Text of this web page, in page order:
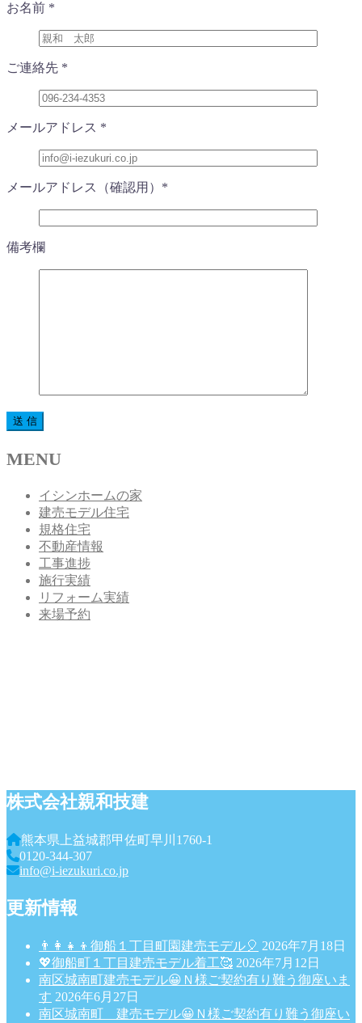
お名前 *
ご連絡先 *
メールアドレス *
メールアドレス （確認用） *
備考欄
MENU
イシンホームの家
建売モデル住宅
規格住宅
不動産情報
工事進捗
施行実績
リフォーム実績
来場予約
株式会社親和技建
熊本県上益城郡甲佐町早川1760-1
0120-344-307
info@i-iezukuri.co.jp
更新情報
👨‍👩‍👧‍👦御船１丁目町園建売モデル🎈 2026年7月18日
💖御船町１丁目建売モデル着工🥰 2026年7月12日
南区城南町建売モデル😀Ｎ様ご契約有り難う御座いま
す 2026年6月27日
南区城南町 建売モデル😀Ｎ様ご契約有り難う御座い